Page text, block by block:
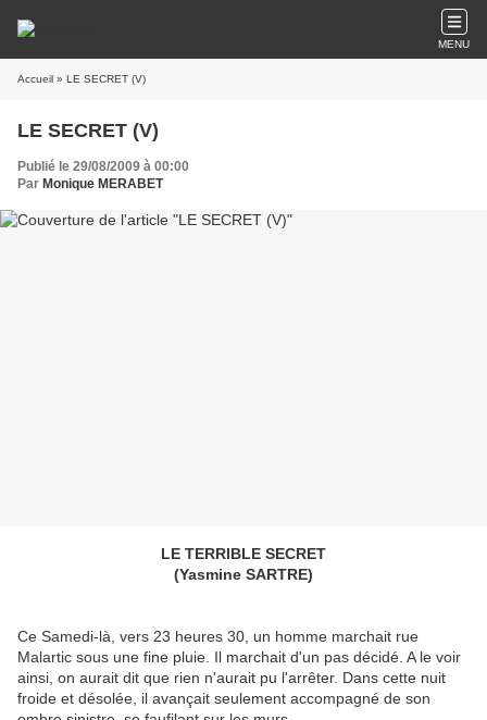
MENU
Accueil » LE SECRET (V)
LE SECRET (V)
Publié le 29/08/2009 à 00:00
Par Monique MERABET
LE TERRIBLE SECRET
(Yasmine SARTRE)
Ce Samedi-là, vers 23 heures 30, un homme marchait rue
Malartic sous une fine pluie. Il marchait d'un pas décidé. A le voir
ainsi, on aurait dit que rien n'aurait pu l'arrêter. Dans cette nuit
froide et désolée, il avançait seulement accompagné de son